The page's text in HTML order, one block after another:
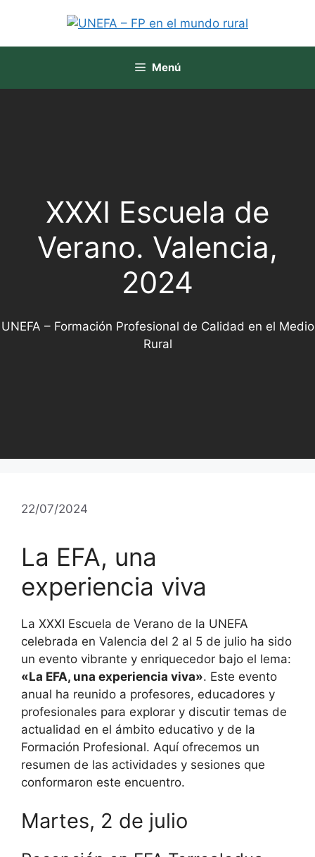
Menú
XXXI Escuela de
Verano. Valencia,
2024
UNEFA – Formación Profesional de Calidad en el Medio
Rural
22/07/2024
La EFA, una
experiencia viva
La XXXI Escuela de Verano de la UNEFA
celebrada en Valencia del 2 al 5 de julio ha sido
un evento vibrante y enriquecedor bajo el lema:
«La EFA, una experiencia viva». Este evento
anual ha reunido a profesores, educadores y
profesionales para explorar y discutir temas de
actualidad en el ámbito educativo y de la
Formación Profesional. Aquí ofrecemos un
resumen de las actividades y sesiones que
conformaron este encuentro.
Martes, 2 de julio